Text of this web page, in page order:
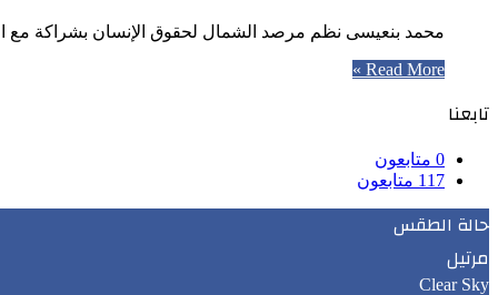
محمد بنعيسى نظم مرصد الشمال لحقوق الإنسان بشراكة مع
Read More »
تابعنا
0 متابعون
117 متابعون
حالة الطقس
مرتيل
Clear Sky